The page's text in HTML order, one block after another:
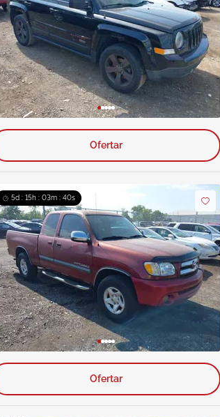
Ofertar
5d : 15h : 03m : 39s
Ofertar